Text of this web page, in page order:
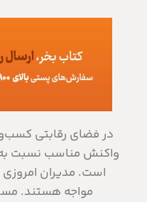
در فضای رقابتی
واکنش مناسب نسبت
است. مدیران
مواجه هستند.